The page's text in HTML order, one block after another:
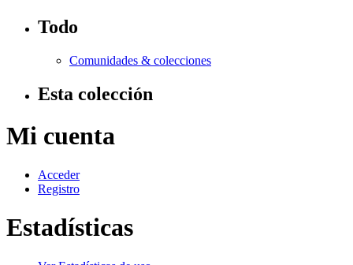
Todo
Comunidades & colecciones
Esta colección
Mi cuenta
Acceder
Registro
Estadísticas